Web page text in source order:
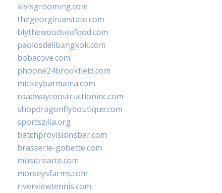
alvisgrooming.com
thegeorginaestate.com
blythewoodseafood.com
paolosdelibangkok.com
bobacove.com
phoone24brookfield.com
mickeybarmama.com
roadwayconstructioninc.com
shopdragonflyboutique.com
sportszilla.org
batchprovisionsbar.com
brasserie-gobette.com
musicrearte.com
morseysfarms.com
riverviewtennis.com